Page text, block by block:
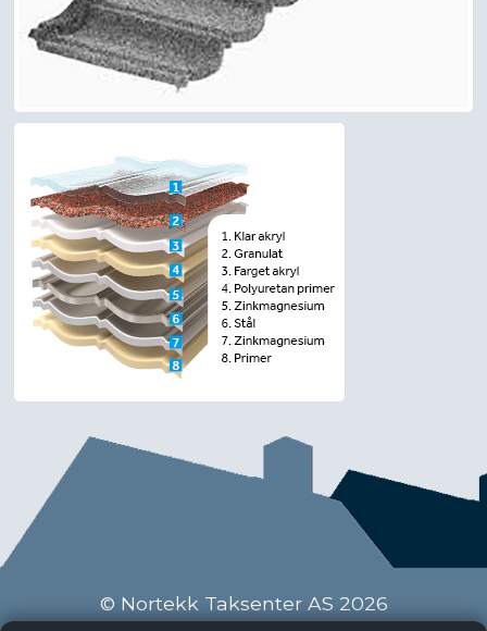
© Nortekk Taksenter AS 2026